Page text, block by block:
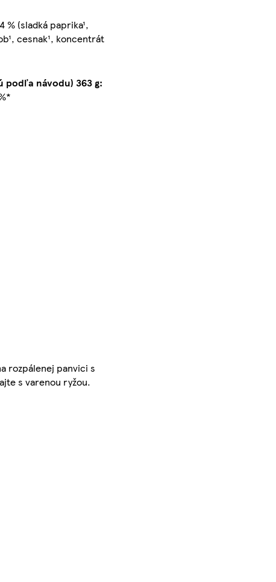
% (sladká paprika¹,
cesnak¹, koncentrát
podľa návodu) 363 g:
rozpálenej panvici s
s varenou ryžou.